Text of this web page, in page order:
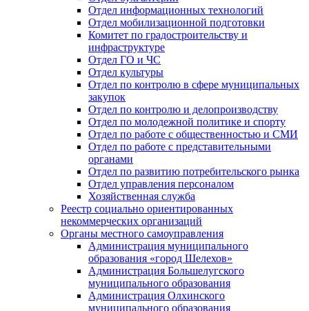
Отдел информационных технологий
Отдел мобилизационной подготовки
Комитет по градостроительству и
инфраструктуре
Отдел ГО и ЧС
Отдел культуры
Отдел по контролю в сфере муниципальных
закупок
Отдел по контролю и делопроизводству
Отдел по молодежной политике и спорту
Отдел по работе с общественностью и СМИ
Отдел по работе с представительными
органами
Отдел по развитию потребительского рынка
Отдел управления персоналом
Хозяйственная служба
Реестр социально ориентированных
некоммерческих организаций
Органы местного самоуправления
Администрация муниципального
образования «город Шелехов»
Администрация Большелугского
муниципального образования
Администрация Олхинского
муниципального образования